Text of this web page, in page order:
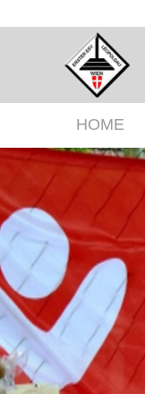
HOME